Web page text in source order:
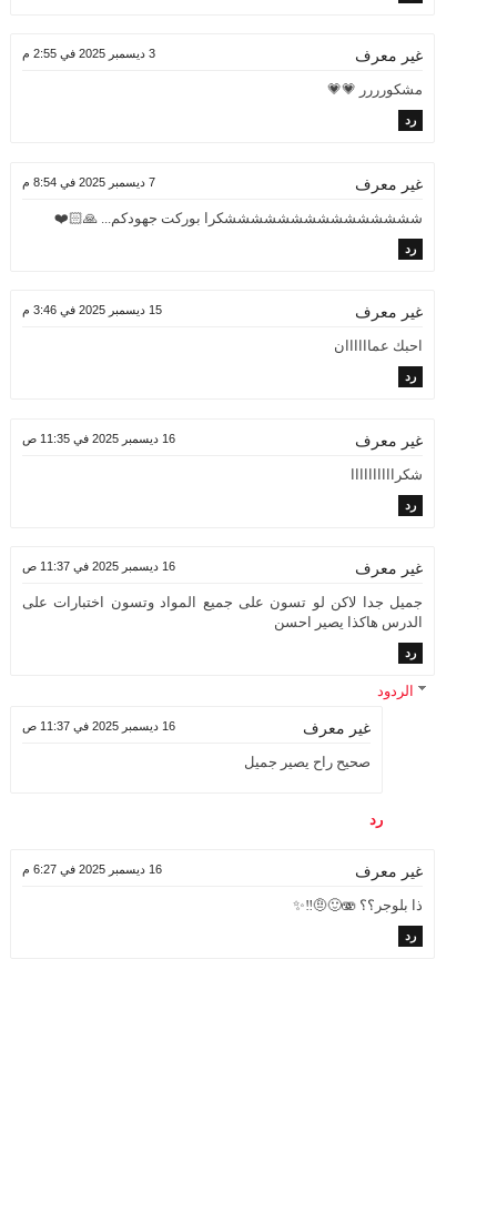
غير معرف 3 ديسمبر 2025 في 2:55 م
مشكورررر 💗💗
رد
غير معرف 7 ديسمبر 2025 في 8:54 م
شششششششششششششششكرا بوركت جهودكم... 🙏🏻❤️
رد
غير معرف 15 ديسمبر 2025 في 3:46 م
احبك عماااااان
رد
غير معرف 16 ديسمبر 2025 في 11:35 ص
شكراااااااااا
رد
غير معرف 16 ديسمبر 2025 في 11:37 ص
جميل جدا لاكن لو تسون على جميع المواد وتسون اختبارات على
الدرس هاكذا يصير احسن
رد
الردود
غير معرف 16 ديسمبر 2025 في 11:37 ص
صحيح راح يصير جميل
رد
غير معرف 16 ديسمبر 2025 في 6:27 م
ذا بلوجر؟؟ 🫨🙂🤨‼️✨
رد